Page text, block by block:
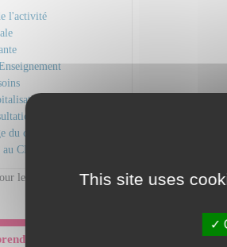
l'activité
du cancer
CHU
le 06/11/2025
un rendez-vous
This site uses